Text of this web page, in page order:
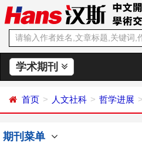
学术期刊
首页 人文社科 哲学进展
期刊菜单